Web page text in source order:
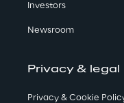
Investors
Newsroom
Privacy & legal
Privacy & Cookie